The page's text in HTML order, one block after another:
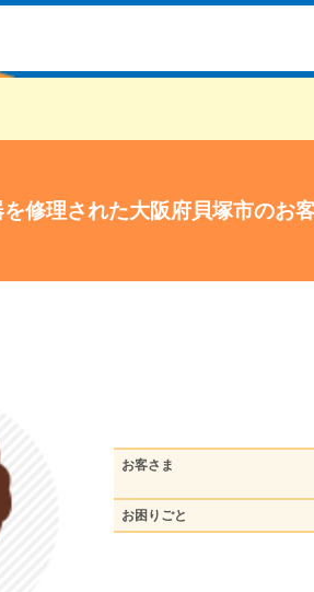
修理された大阪府貝塚市のお
お客さま
お困りごと